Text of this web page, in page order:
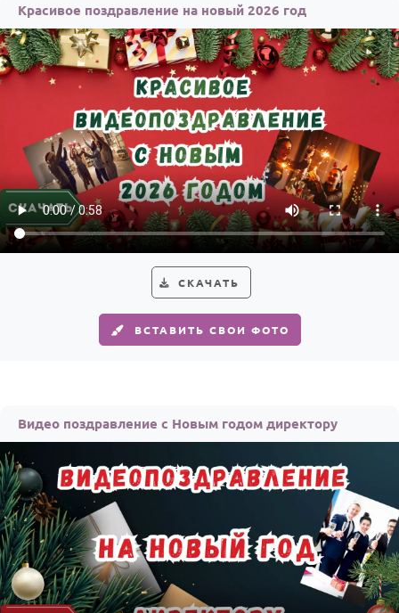
Красивое поздравление на новый 2026 год
СКАЧАТЬ
ВСТАВИТЬ СВОИ ФОТО
Видео поздравление с Новым годом директору